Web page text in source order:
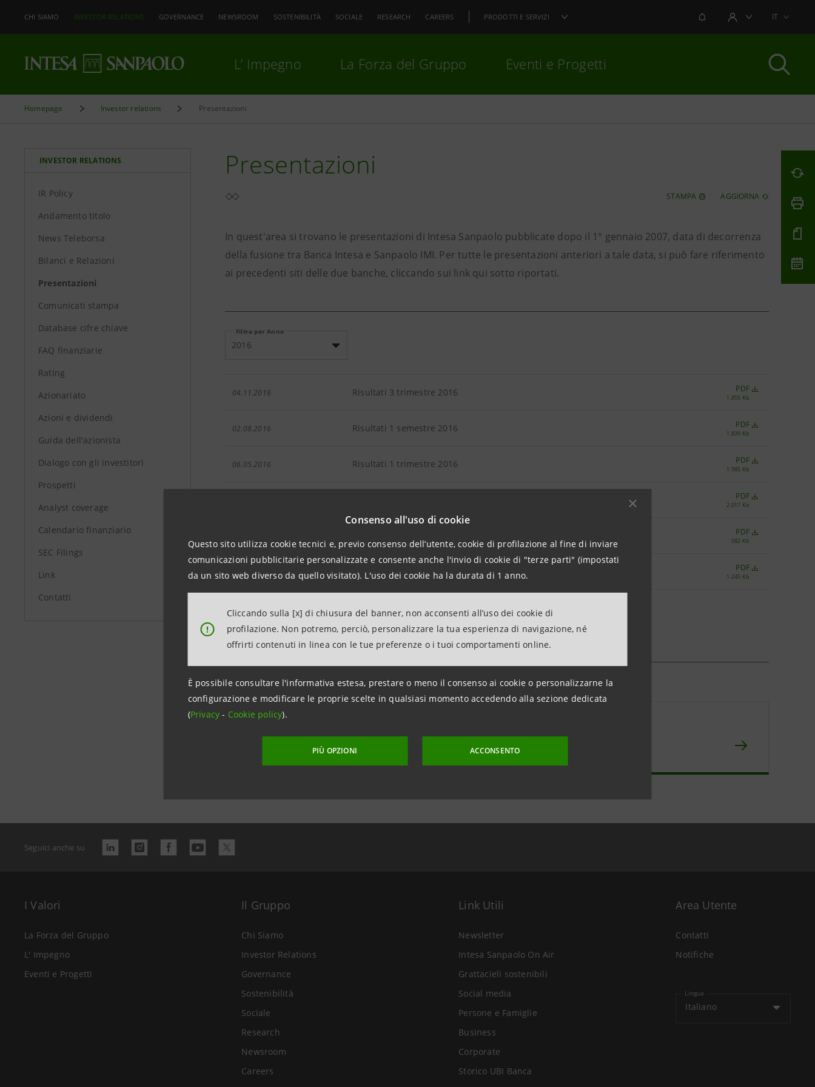
Consenso all'uso di cookie
Questo sito utilizza cookie tecnici e, previo consenso dell’utente, cookie di profilazione al fine di inviare
comunicazioni pubblicitarie personalizzate e consente anche l'invio di cookie di "terze parti" (impostati
da un sito web diverso da quello visitato). L'uso dei cookie ha la durata di 1 anno.
!
Cliccando sulla [x] di chiusura del banner, non acconsenti all’uso dei cookie di
profilazione. Non potremo, perciò, personalizzare la tua esperienza di navigazione, né
offrirti contenuti in linea con le tue preferenze o i tuoi comportamenti online.
È possibile consultare l'informativa estesa, prestare o meno il consenso ai cookie o personalizzarne la
configurazione e modificare le proprie scelte in qualsiasi momento accedendo alla sezione dedicata
(Privacy- Cookie policy).
PIÙ OPZIONI ACCONSENTO
CHI SIAMO INVESTOR RELATIONS GOVERNANCE NEWSROOM SOSTENIBILITÀ SOCIALE RESEARCH CAREERS PRODOTTI E SERVIZI NOTIFICHEAREA UTENTEIT
L’ Impegno La Forza del Gruppo Eventi e Progetti
Homepage Investor relations Presentazioni
INVESTOR RELATIONS
IR Policy
Andamento titolo
News Teleborsa
Bilanci e Relazioni
Presentazioni
Comunicati stampa
Database cifre chiave
FAQ finanziarie
Rating
Azionariato
Azioni e dividendi
Guida dell'azionista
Dialogo con gli investitori
Prospetti
Analyst coverage
Calendario finanziario
SEC Filings
Link
Contatti
Presentazioni
STAMPA AGGIORNA
In quest'area si trovano le presentazioni di Intesa Sanpaolo pubblicate dopo il 1° gennaio 2007, data di decorrenza
della fusione tra Banca Intesa e Sanpaolo IMI. Per tutte le presentazioni anteriori a tale data, si può fare riferimento
ai precedenti siti delle due banche, cliccando sui link qui sotto riportati.
Filtra per Anno
2016
04.11.2016 Risultati 3 trimestre 2016 PDF
1.855 Kb
02.08.2016 Risultati 1 semestre 2016 PDF
1.839 Kb
06.05.2016 Risultati 1 trimestre 2016 PDF
1.985 Kb
PDF
2.017 Kb
PDF
582 Kb
11.01.2016 Investor Presentation PDF
1.245 Kb
Data ultimo aggiornamento 4 novembre 2016 alle ore 14:42:04
Storico
Seguici anche su
I Valori
La Forza del Gruppo
L' Impegno
Eventi e Progetti
Il Gruppo
Chi Siamo
Investor Relations
Governance
Sostenibilità
Sociale
Research
Newsroom
Careers
Link Utili
Newsletter
Intesa Sanpaolo On Air
Grattacieli sostenibili
Social media
Persone e Famiglie
Business
Corporate
Storico UBI Banca
Area Utente
Contatti
Notifiche
Lingua
Italiano